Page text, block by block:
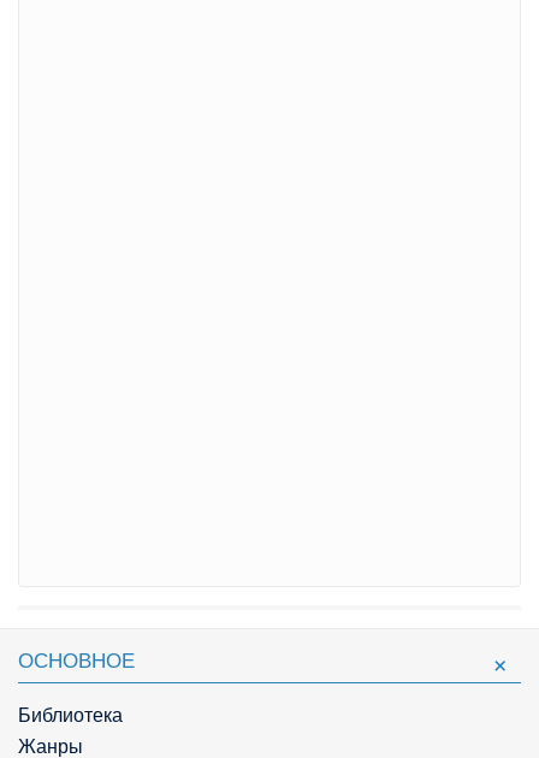
ОСНОВНОЕ
Библиотека
Жанры